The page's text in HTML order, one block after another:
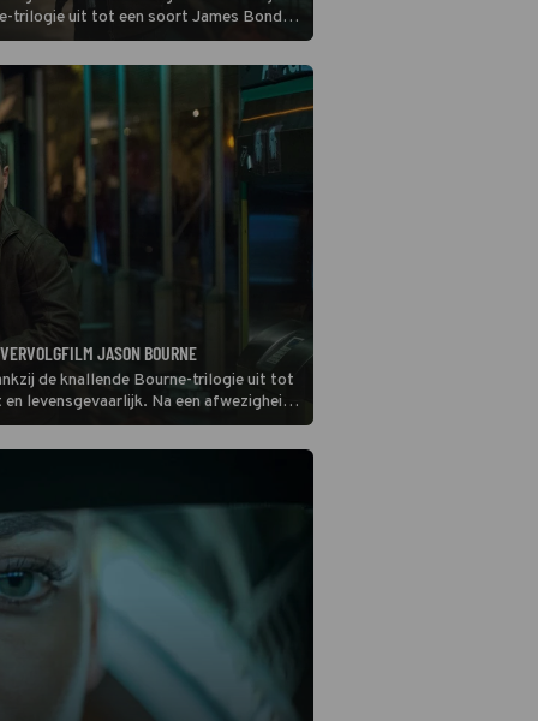
trilogie uit tot een soort James Bond
efficiënt en levensgevaarlijk. Na een
jaar is hij terug in Jason Bourne.
JASON BOURNE
de knallende Bourne-trilogie uit tot
levensgevaarlijk. Na een afwezigheid